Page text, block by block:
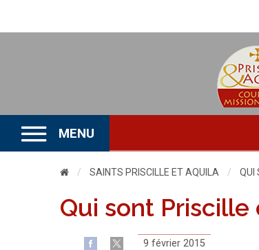
MENU
SAINTS PRISCILLE ET AQUILA QUI
Qui sont Priscille
9 février 2015